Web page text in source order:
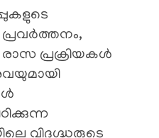
പ്രക്രിയകൾ
വിദഗ്ദ്ധരുടെ